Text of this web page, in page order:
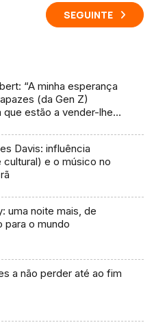
SEGUINTE
“A minha esperança
(da Gen Z)
que estão a vender-lhes
Davis: influência
cultural) e o músico no
uma noite mais, de
para o mundo
a não perder até ao fim